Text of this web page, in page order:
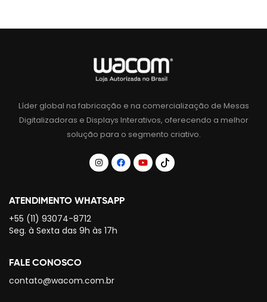
Líder global na fabricação e na comercialização de Mesas
Digitalizadoras e Displays Interativos, oferecendo a melhor
solução para o segmento criativo.
ATENDIMENTO WHATSAPP
+55 (11) 93074-8712
Seg. à Sexta das 9h às 17h
FALE CONOSCO
contato@wacom.com.br